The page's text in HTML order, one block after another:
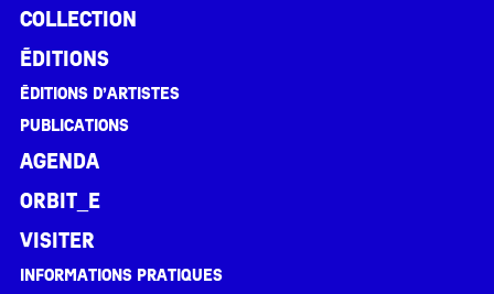
Collection
Éditions
Éditions d’artistes
Publications
Agenda
ORBIT_E
Visiter
Informations pratiques